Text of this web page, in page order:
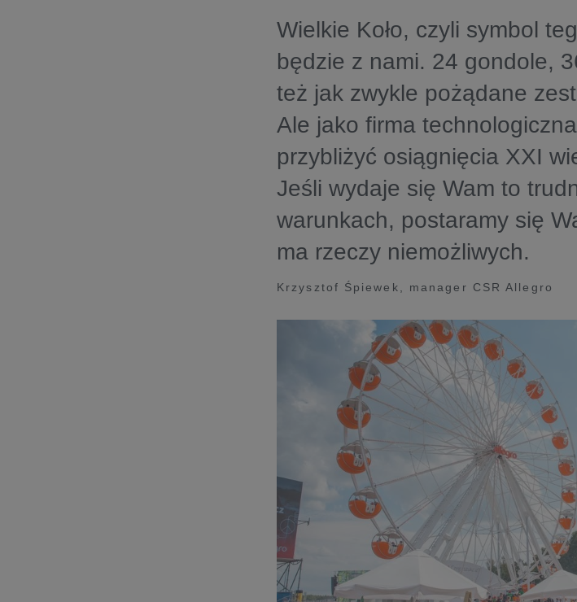
Wielkie Koło, czyli symbol
będzie z nami. 24 gondole,
też jak zwykle pożądane
Ale jako firma
przybliżyć osiągnięcia XXI
Jeśli wydaje się Wam to
warunkach, postaramy się
ma rzeczy niemożliwych.
Krzysztof Śpiewek, manager CSR Allegro